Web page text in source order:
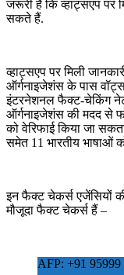
जरूरी है कि व्हाट्सएप पर
सकते हैं.
व्हाट्सएप पर मिली
ऑर्गनाइजेशंस के पास
इंटरनेशनल फैक्ट-चेकिंग
ऑर्गनाइजेशंस की मदद से
को वेरिफाई किया जा
समेत 11 भारतीय भाषाओं
इन फैक्ट चेकर्स एजेंसियों
मौजूदा फैक्ट चेकर्स हैं –
AFP: +91 95999